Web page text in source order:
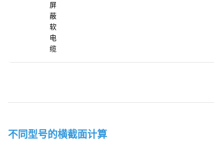
屏
蔽
软
电
缆
不同型号的横截面计算